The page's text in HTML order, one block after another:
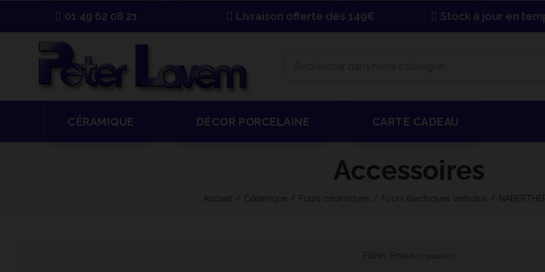
01 49 62 08 21 Livraison offerte dès 149€ Stock à jour en
CÉRAMIQUE DÉCOR PORCELAINE CARTE CADEAU
Accessoires
Accueil Céramique Fours céramiques Fours électriques verticaux
Filtres Emaux (2 produits)